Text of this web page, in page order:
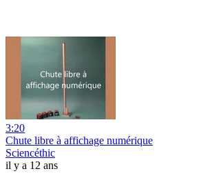
3:20
Chute libre à affichage numérique
Sciencéthic
il y a 12 ans